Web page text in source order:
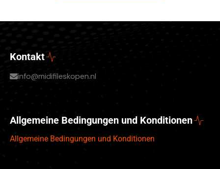
Kontakt
info@midifileskopen.nl
Allgemeine Bedingungen und Konditionen
Allgemeine Bedingungen und Konditionen